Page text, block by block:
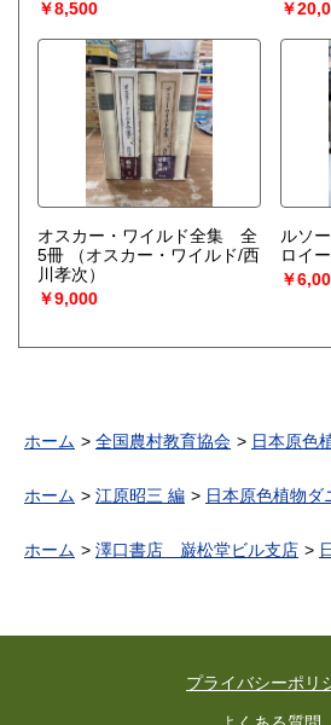
￥8,500
￥
オスカー・ワイルド全集 全
5冊
（オスカー・ワイルド/西
川孝次）
￥9,000
ルソ
ロイ
￥
ホーム 全国農村教育協会 日本原色
ホーム 江原昭三 編 日本原色植物ダ
ホーム 澤口書店 巌松堂ビル支店
プライバシーポリ